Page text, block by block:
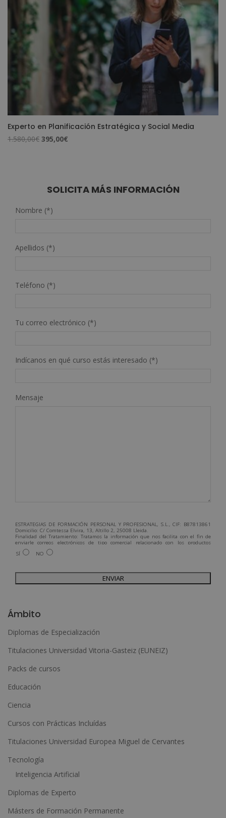
Experto en Planificación Estratégica y Social Media
1.580,00€ El
1.580,00€.
395,00€
395,00€.
SOLICITA MÁS INFORMACIÓN
Nombre (*)
Apellidos (*)
Teléfono (*)
Tu correo electrónico (*)
Indícanos en qué curso estás interesado (*)
Mensaje
ESTRATEGIAS DE FORMACIÓN PERSONAL Y PROFESIONAL, S.L., CIF: B87813861
Domicilio: C/ Comtessa Elvira, 13, Altillo 2, 25008 Lleida.
Finalidad del Tratamiento: Tratamos la información que nos facilita con el fin de
enviarle correos electrónicos de tipo comercial relacionado con los productos
ofrecidos y otros tipo de productos que fueran de su interés.
Legitimación del tratamiento: Consentimiento del interesado.
Para más información consulte nuestra Política de Privacidad.
Desea recibir información comercial (vía telefónica y/o email):
SÍ NO
e
r
n
i
v
e
Ámbito
Diplomas de Especialización
Titulaciones Universidad Vitoria-Gasteiz (EUNEIZ)
Packs de cursos
Educación
Ciencia
Cursos con Prácticas Incluídas
Titulaciones Universidad Europea Miguel de Cervantes
Tecnología
Inteligencia Artificial
Diplomas de Experto
Másters de Formación Permanente